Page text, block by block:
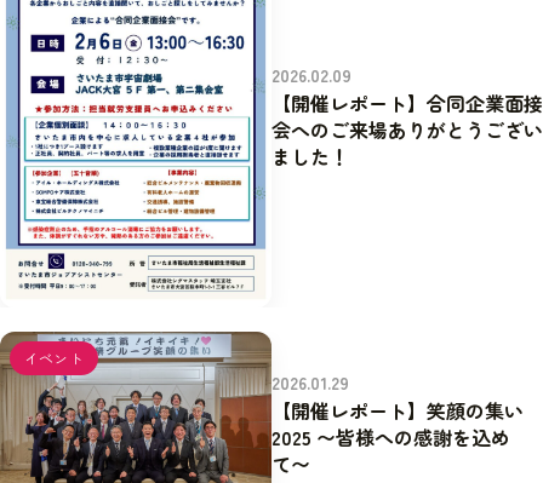
2026.02.09
【開催レポート】合同企業面接
会へのご来場ありがとうござい
ました！
イベント
2026.01.29
【開催レポート】笑顔の集い
2025 〜皆様への感謝を込め
て〜